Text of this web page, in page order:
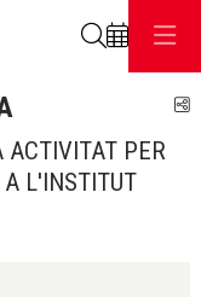
ACTIVITAT PER
A L'INSTITUT